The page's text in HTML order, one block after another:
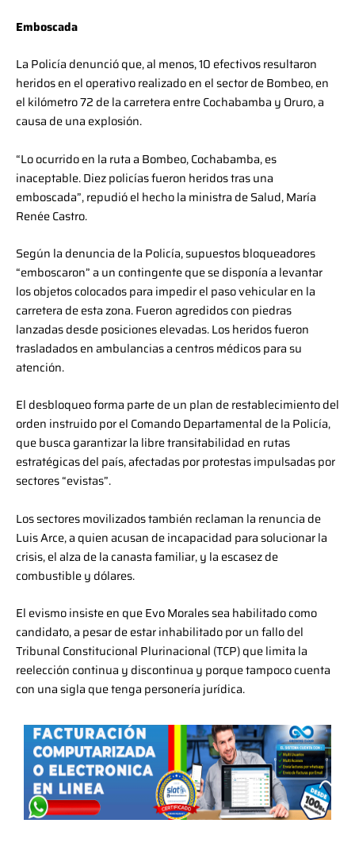
Emboscada
La Policía denunció que, al menos, 10 efectivos resultaron
heridos en el operativo realizado en el sector de Bombeo, en
el kilómetro 72 de la carretera entre Cochabamba y Oruro, a
causa de una explosión.
“Lo ocurrido en la ruta a Bombeo, Cochabamba, es
inaceptable. Diez policías fueron heridos tras una
emboscada”, repudió el hecho la ministra de Salud, María
Renée Castro.
Según la denuncia de la Policía, supuestos bloqueadores
“emboscaron” a un contingente que se disponía a levantar
los objetos colocados para impedir el paso vehicular en la
carretera de esta zona. Fueron agredidos con piedras
lanzadas desde posiciones elevadas. Los heridos fueron
trasladados en ambulancias a centros médicos para su
atención.
El desbloqueo forma parte de un plan de restablecimiento del
orden instruido por el Comando Departamental de la Policía,
que busca garantizar la libre transitabilidad en rutas
estratégicas del país, afectadas por protestas impulsadas por
sectores “evistas”.
Los sectores movilizados también reclaman la renuncia de
Luis Arce, a quien acusan de incapacidad para solucionar la
crisis, el alza de la canasta familiar, y la escasez de
combustible y dólares.
El evismo insiste en que Evo Morales sea habilitado como
candidato, a pesar de estar inhabilitado por un fallo del
Tribunal Constitucional Plurinacional (TCP) que limita la
reelección continua y discontinua y porque tampoco cuenta
con una sigla que tenga personería jurídica.